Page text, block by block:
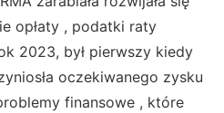
opłaty , podatki raty
2023, był pierwszy kiedy
oczekiwanego zysku
finansowe , które